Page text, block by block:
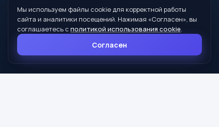
© 2026 Управление образования Администрации МО
Сухой Лог
624800, Свердловская область, г. Сухой Лог, ул. Кирова, дом 7
8 (34373) 4-33-85
Мы используем файлы cookie для корректной работы
сайта и аналитики посещений. Нажимая «Согласен», вы
соглашаетесь с политикой использования cookie.
Согласен